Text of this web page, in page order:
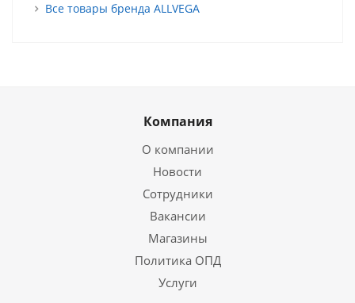
Все товары бренда ALLVEGA
Компания
О компании
Новости
Сотрудники
Вакансии
Магазины
Политика ОПД
Услуги